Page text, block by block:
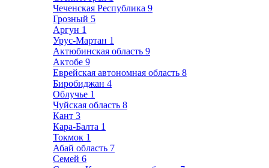
Чеченская Республика 9
Грозный 5
Аргун 1
Урус-Мартан 1
Актюбинская область 9
Актобе 9
Еврейская автономная область 8
Биробиджан 4
Облучье 1
Чуйская область 8
Кант 3
Кара-Балта 1
Токмок 1
Абай область 7
Семей 6